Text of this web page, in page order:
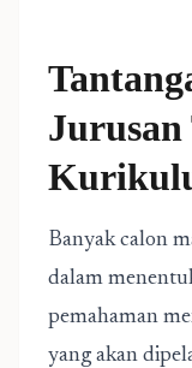
Banyak calon
dalam
pemahaman
yang akan